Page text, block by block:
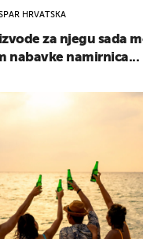
HRVATSKA
za njegu sada
nabavke namirnica...